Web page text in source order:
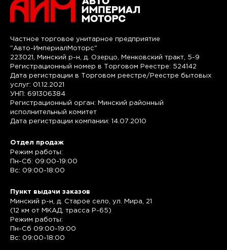
Частное торговое унитарное предприятие
"Авто-ИмпериалМоторс"
223021, Минский р-н, д. Озерцо, Менковский тракт, 5-9
Регистрационный номер в Торговом Реестре: 524142
Дата регистрации в Торговом реестре/Реестре бытовых
услуг: 01.12.2021
УНП: 691306384
Регистрационный орган: Минский районный
исполнительный комитет
Дата регистрации компании: 14.07.2010
Отдел продаж
Режим работы:
Пн-Сб: 09:00-19:00
Вс: 09:00-18:00
Пункт выдачи заказов
Минский р-н, д. Старое село, ул. Мира, 21
(12 км от МКАД, трасса P-65)
Режим работы:
Пн-Сб 09:00-19:00
Вс: 09:00-18:00